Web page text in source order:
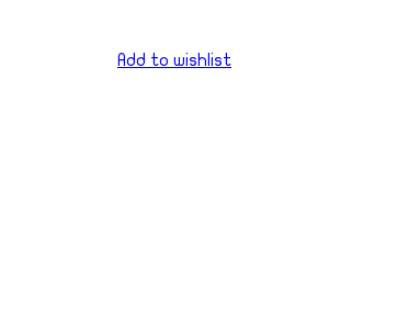
Add to wishlist